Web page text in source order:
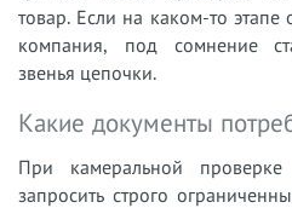
товар. Если на каком-то этапе
компания, под сомнение
звенья цепочки.
Какие документы
При камеральной
запросить строго